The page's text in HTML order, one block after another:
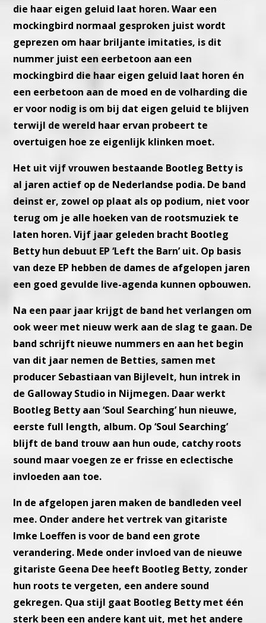
die haar eigen geluid laat horen. Waar een
mockingbird normaal gesproken juist wordt
geprezen om haar briljante imitaties, is dit
nummer juist een eerbetoon aan een
mockingbird die haar eigen geluid laat horen én
een eerbetoon aan de moed en de volharding die
er voor nodig is om bij dat eigen geluid te blijven
terwijl de wereld haar ervan probeert te
overtuigen hoe ze eigenlijk klinken moet.
Het uit vijf vrouwen bestaande Bootleg Betty is
al jaren actief op de Nederlandse podia. De band
deinst er, zowel op plaat als op podium, niet voor
terug om je alle hoeken van de rootsmuziek te
laten horen. Vijf jaar geleden bracht Bootleg
Betty hun debuut EP ‘Left the Barn’ uit. Op basis
van deze EP hebben de dames de afgelopen jaren
een goed gevulde live-agenda kunnen opbouwen.
Na een paar jaar krijgt de band het verlangen om
ook weer met nieuw werk aan de slag te gaan. De
band schrijft nieuwe nummers en aan het begin
van dit jaar nemen de Betties, samen met
producer Sebastiaan van Bijlevelt, hun intrek in
de Galloway Studio in Nijmegen. Daar werkt
Bootleg Betty aan ‘Soul Searching’ hun nieuwe,
eerste full length, album. Op ‘Soul Searching’
blijft de band trouw aan hun oude, catchy roots
sound maar voegen ze er frisse en eclectische
invloeden aan toe.
In de afgelopen jaren maken de bandleden veel
mee. Onder andere het vertrek van gitariste
Imke Loeffen is voor de band een grote
verandering. Mede onder invloed van de nieuwe
gitariste Geena Dee heeft Bootleg Betty, zonder
hun roots te vergeten, een andere sound
gekregen. Qua stijl gaat Bootleg Betty met één
sterk been een andere kant uit, met het andere